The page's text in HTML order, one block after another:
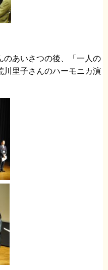
のあいさつの後、「一人の
川里子さんのハーモニカ演